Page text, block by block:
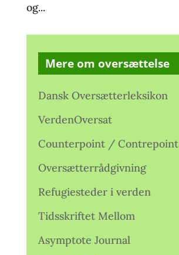
og...
Mere om oversættelse
Dansk Oversætterleksikon
VerdenOversat
Counterpoint / Contrepoint
Oversætterrådgivning
Refugiesteder i verden
Tidsskriftet Mellom
Asymptote Journal